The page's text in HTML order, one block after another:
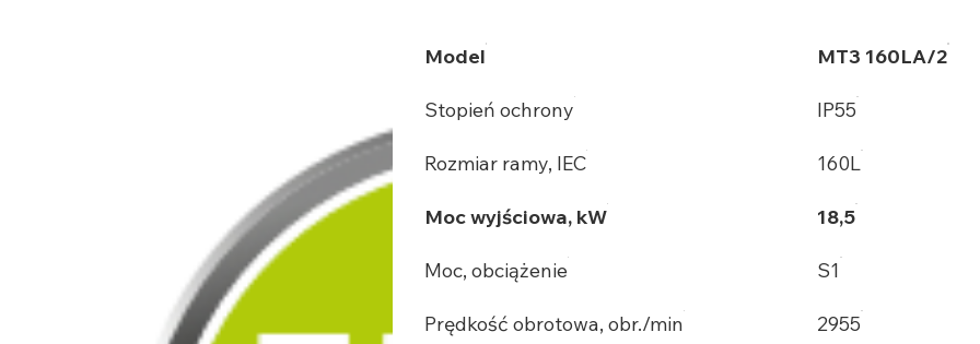
Model MT3 160LA/2
Stopień ochrony IP55
Rozmiar ramy, IEC 160L
Moc wyjściowa, kW 18,5
Moc, obciążenie S1
Prędkość obrotowa, obr./min 2955